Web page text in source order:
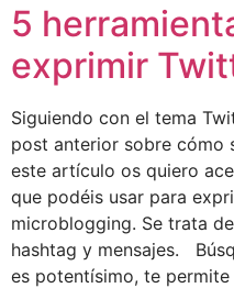
5
exprimir
Siguiendo con el tema
post anterior sobre cómo
este artículo os quiero
que podéis usar para
microblogging. Se trata
hashtag y mensajes.
es potentísimo, te